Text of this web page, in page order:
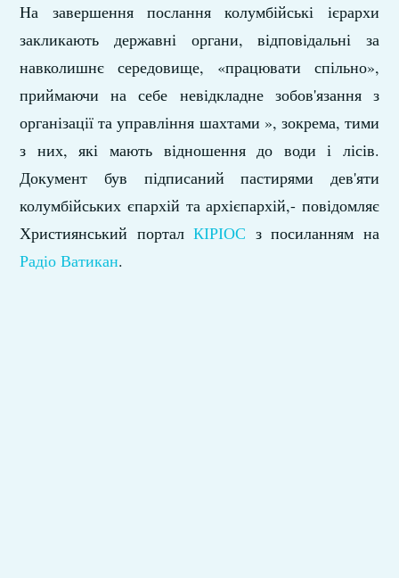
На завершення послання колумбійські ієрархи
закликають державні органи, відповідальні за
навколишнє середовище, «працювати спільно»,
приймаючи на себе невідкладне зобов'язання з
організації та управління шахтами », зокрема, тими
з них, які мають відношення до води і лісів.
Документ був підписаний пастирями дев'яти
колумбійських єпархій та архієпархій,- повідомляє
Християнський порталКІРІОС з посиланням на
Радіо Ватикан.